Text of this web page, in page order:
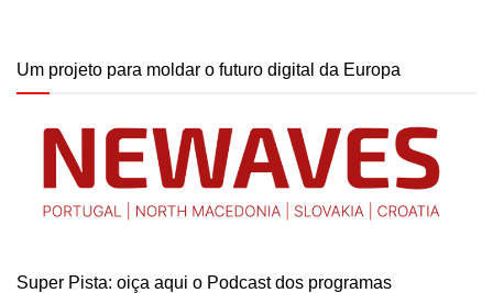
Um projeto para moldar o futuro digital da Europa
Super Pista: oiça aqui o Podcast dos programas